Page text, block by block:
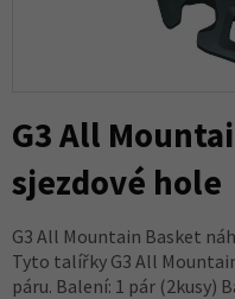
G3 All
sjezdové hole
G3 All Mountain Basket
Tyto talířky G3 All
páru. Balení: 1 pár (2kusy)